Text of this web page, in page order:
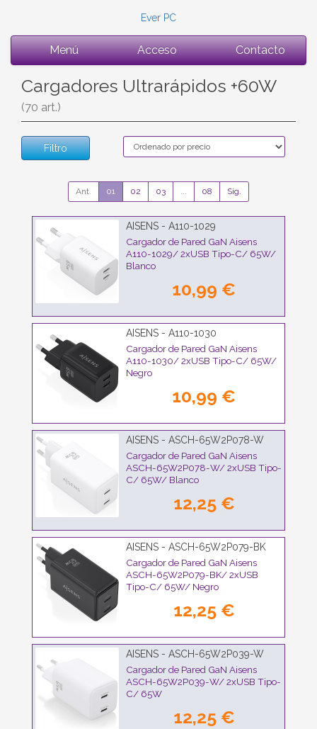
Ever PC
Menú Acceso Contacto
Cargadores Ultrarápidos +60W
(70 art.)
Filtro
Ant. 01 02 03 ... 08 Sig.
AISENS - A110-1029
Cargador de Pared GaN Aisens
A110-1029/ 2xUSB Tipo-C/ 65W/
Blanco
10,99 €
AISENS - A110-1030
Cargador de Pared GaN Aisens
A110-1030/ 2xUSB Tipo-C/ 65W/
Negro
10,99 €
AISENS - ASCH-65W2P078-W
Cargador de Pared GaN Aisens
ASCH-65W2P078-W/ 2xUSB Tipo-
C/ 65W/ Blanco
12,25 €
AISENS - ASCH-65W2P079-BK
Cargador de Pared GaN Aisens
ASCH-65W2P079-BK/ 2xUSB
Tipo-C/ 65W/ Negro
12,25 €
AISENS - ASCH-65W2P039-W
Cargador de Pared GaN Aisens
ASCH-65W2P039-W/ 2xUSB Tipo-
C/ 65W
12,25 €